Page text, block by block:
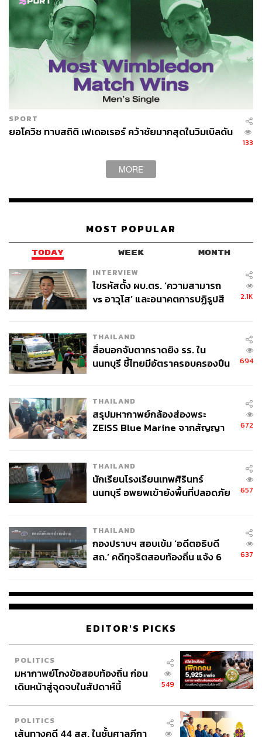
ล่วงละเมิดทางเพศอย่างรุนแรงในสวนเซ็นทรัลพาร์กที่
นิวยอร์ก
เรื่องนี้กลายเป็นจุดพลิกผันในชีวิตของเธอ และทำให้โอซากะ
รู้สึกว่าเธอควรจะทำในสิ่งที่เธอสามารถทำได้เพื่อผู้คน และ
การที่เธอได้ทำเช่นนั้นยังเป็นการบำบัดตัวเองที่ขาด Self-
จากจุดนั้นโอซากะค่อยๆ ปลดเปลื้องตัวเองจากพันธนาการใน
จิตใจ เธอมั่นใจขึ้น มีความสุขขึ้นจากภายใน และเล่นเทนนิส
และในเวลาเดียวกันก็พร้อมจะส่งเสียงอันทรงพลังของเธอ
เทนนิส แต่เธอยังเป็นแชมเปียนของผู้คน เป็นนักเทนนิส
มหาชนอย่างแท้จริง
พิสูจน์อักษร: พรนภัส ชำนาญค้า
อ้างอิง:
https://www.bbc.com/sport/tennis/53936569
https://www.sbnation.com/tennis/22288890/naomi-os
aka-tennis-superstar-grand-slam-butterfly-serena
TAGS: Australian Open
214
ABOUT THE AUTHOR
เมธา พันธุ์วราทร
ชอบ ในคอลัมน์ ‘Goal of Life’
SPORT
ยอโควิช ทาบสถิติ เฟเดอเรอร์ คว้าชัยมากสุดในวิมเบิลดัน
133
MORE
MOST POPULAR
TODAY WEEK MONTH
INTERVIEW
ไขรหัสตั้ง ผบ.ตร. ‘ความสามารถ
vs อาวุโส’ และอนาคตการปฏิรูปสี
2.1K
THAILAND
สื่อนอกจับตากราดยิง รร. ใน
นนทบุรี ชี้ไทยมีอัตราครอบครองปืน
694
THAILAND
สรุปมหากาพย์กล้องส่องพระ
ZEISS Blue Marine จากสัญญา
จ่ายหนี้-แอบระบุแบรนด์
672
THAILAND
นักเรียนโรงเรียนเทพศิรินทร์
นนทบุรี อพยพเข้ายังพื้นที่ปลอดภัย
657
THAILAND
กองปราบฯ สอบเข้ม ‘อดีตอธิบดี
สถ.’ คดีทุจริตสอบท้องถิ่น แจ้ง 6
637
EDITOR'S PICKS
POLITICS
มหากาพย์โกงข้อสอบท้องถิ่น ก่อน
เดินหน้าสู่จุดจบในสัปดาห์นี้
549
POLITICS
เส้นทางคดี 44 สส. ในชั้นศาลฎีกา